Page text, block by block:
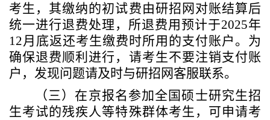
考生，其缴纳的初试费由研招网对账结算后
统一进行退费处理，所退费用预计于2025年
12月底返还考生缴费时所用的支付账户。为
确保退费顺利进行，请考生不要注销支付账
户，发现问题请及时与研招网客服联系。
（三）在京报名参加全国硕士研究生招
生考试的残疾人等特殊群体考生，可申请考